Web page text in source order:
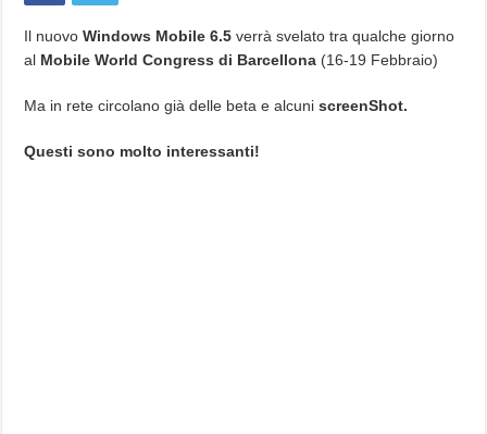
Il nuovo Windows Mobile 6.5 verrà svelato tra qualche giorno
al Mobile World Congress di Barcellona (16-19 Febbraio)
Ma in rete circolano già delle beta e alcuni screenShot.
Questi sono molto interessanti!